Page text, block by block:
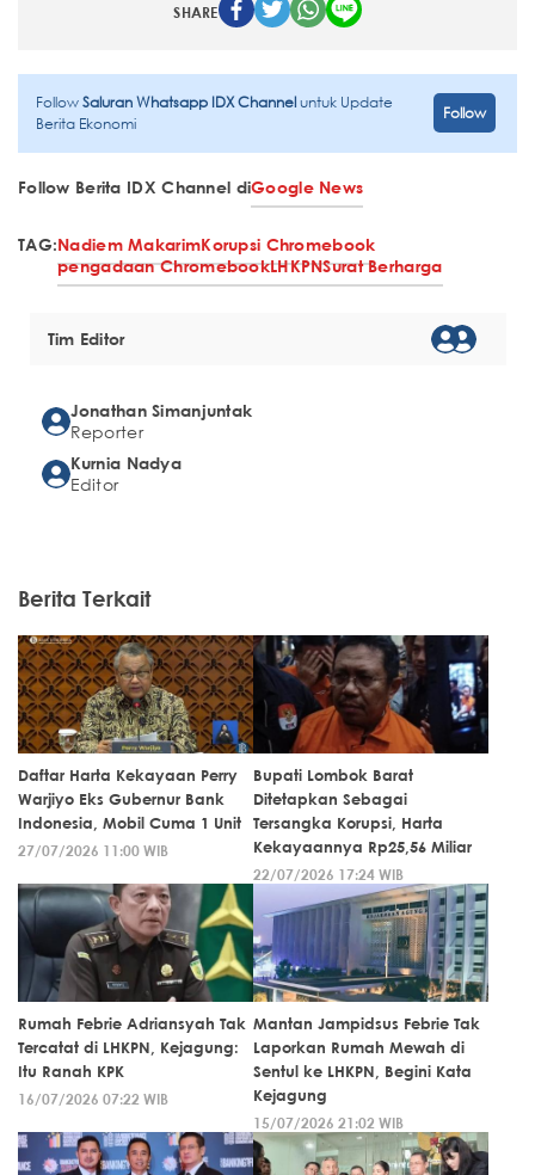
SHARE
FollowSaluran Whatsapp IDX Channeluntuk Update
Berita Ekonomi
Follow
Follow Berita IDX Channel diGoogle News
TAG:Nadiem MakarimKorupsi Chromebook
pengadaan ChromebookLHKPNSurat Berharga
Tim Editor
Jonathan Simanjuntak
Reporter
Kurnia Nadya
Editor
Berita Terkait
Daftar Harta Kekayaan Perry
Warjiyo Eks Gubernur Bank
Indonesia, Mobil Cuma 1 Unit
27/07/2026 11:00 WIB
Bupati Lombok Barat
Ditetapkan Sebagai
Tersangka Korupsi, Harta
Kekayaannya Rp25,56 Miliar
22/07/2026 17:24 WIB
Rumah Febrie Adriansyah Tak
Tercatat di LHKPN, Kejagung:
Itu Ranah KPK
16/07/2026 07:22 WIB
Mantan Jampidsus Febrie Tak
Laporkan Rumah Mewah di
Sentul ke LHKPN, Begini Kata
Kejagung
15/07/2026 21:02 WIB